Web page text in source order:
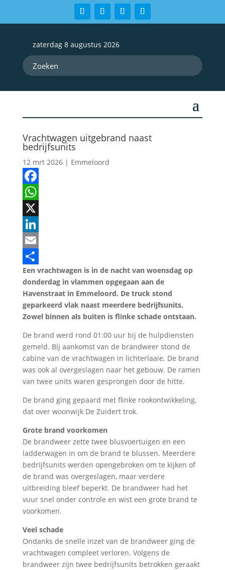
zaterdag 8 augustus 2026
Vrachtwagen uitgebrand naast
bedrijfsunits
12 mrt 2026| Emmeloord
Facebook
WhatsApp
X
LinkedIn
Email
Delen
Een vrachtwagen is in de nacht van woensdag op
donderdag in vlammen opgegaan aan de
Havenstraat in Emmeloord. De truck stond
geparkeerd vlak naast meerdere bedrijfsunits.
Zowel binnen als buiten is flinke schade ontstaan.
De brand werd rond 01:00 uur bij de hulpdiensten
gemeld. Bij aankomst van de brandweer stond de
cabine van de vrachtwagen in lichterlaaie. De brand
was ook al overgeslagen naar het gebouw. De ramen
van twee units waren gesprongen door de hitte.
De brand ging gepaard met flinke rookontwikkeling,
dat over woonwijk De Zuidert trok.
Grote brand voorkomen
De brandweer zette twee blusvoertuigen en een
ladderwagen in om de brand te blussen. Meerdere
bedrijfsunits werden opengebroken om te kijken of
de brand was overgeslagen, maar verdere
uitbreiding bleef beperkt. De brandweer had het
vuur snel onder controle en wist een grote brand te
voorkomen.
Veel schade
Ondanks de snelle inzet van de brandweer ging de
vrachtwagen compleet verloren. Volgens de
brandweer zijn twee bedrijfsunits betrokken geraakt